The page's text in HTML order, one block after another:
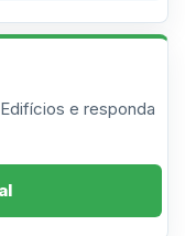
e responda